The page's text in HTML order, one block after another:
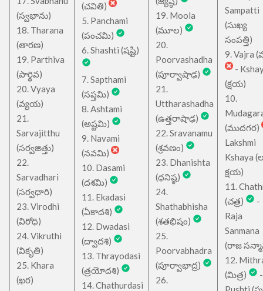
(స్వభాను)
18. Tharana
(తారణ)
19. Parthiva
(పార్థివ)
20. Vyaya
(వ్యయ)
21.
Sarvajitthu
(సర్వజిత్తు)
22.
Sarvadhari
(సర్వధారి)
23. Virodhi
(విరోధి)
24. Vikruthi
(వికృతి)
25. Khara
(ఖర)
(చవితి)
5. Panchami
(పంచమి)
6. Shashti (షష్టి)
7. Sapthami
(సప్తమి)
8. Ashtami
(అష్టమి)
9. Navami
(నవమి)
10. Dasami
(దశమి)
11. Ekadasi
(ఏకాదశి)
12. Dwadasi
(ద్వాదశి)
13. Thrayodasi
(త్రయోదశి)
14. Chathurdasi
19. Moola
(మూల)
20.
Poorvashadha
(పూర్వాషాఢ)
21.
Uttharashadha
(ఉత్తరాషాఢ)
22. Sravanamu
(శ్రవణం)
23. Dhanishta
(ధనిష్ఠ)
24.
Shathabhisha
(శతభిషం)
25.
Poorvabhadra
(పూర్వాభాద్ర)
26.
Sampatti
(సుఖ్య
సంపత్తి)
9. Vajra
-
(క్షయ)
10.
(ముదగర)
Lakshmi
Kshaya
క్షయ)
11.
(చత్ర)
-
Raja
Sanmana
(రాజ
12.
(మిత్ర)
-